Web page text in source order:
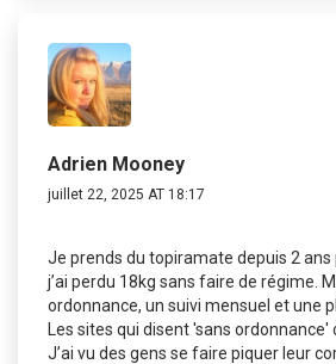
Adrien Mooney
juillet 22, 2025 AT 18:17
Je prends du topiramate depuis 2
j’ai perdu 18kg sans faire de régime.
ordonnance, un suivi mensuel et une
Les sites qui disent 'sans ordonnance'
J’ai vu des gens se faire piquer leur